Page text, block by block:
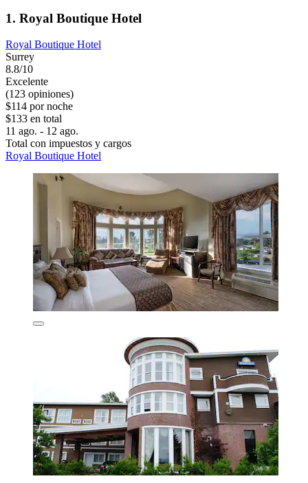
1. Royal Boutique Hotel
Royal Boutique Hotel
Surrey
8.8/10
Excelente
(123 opiniones)
$114 por noche
$133 en total
11 ago. - 12 ago.
Total con impuestos y cargos
Royal Boutique Hotel